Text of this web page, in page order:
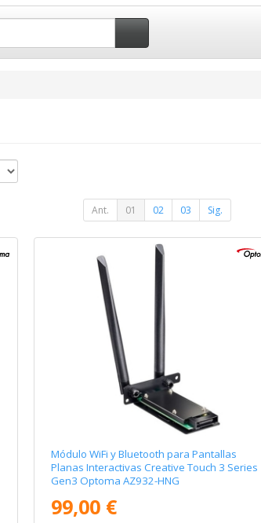
Ant. 01 02 03 Sig.
Módulo WiFi y Bluetooth para Pantallas
Planas Interactivas Creative Touch 3 Series
Gen3 Optoma AZ932-HNG
99,00 €